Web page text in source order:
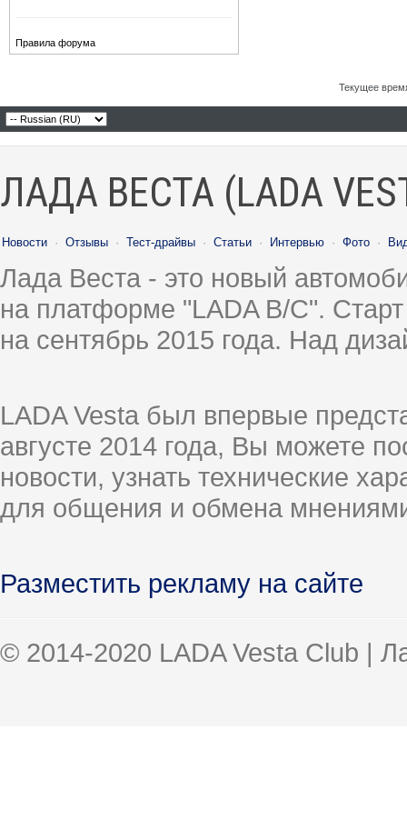
Правила форума
Текущее
ЛАДА ВЕСТА (LADA
Новости · Отзывы · Тест-драйвы · Статьи · Интервью · Фото ·
Лада Веста - это новый
на платформе "LADA B/C".
на сентябрь 2015 года. Над
LADA Vesta был впервые
августе 2014 года, Вы можете
новости, узнать технические
для общения и обмена
Разместить рекламу на сайте
© 2014-2020 LADA Vesta Club |